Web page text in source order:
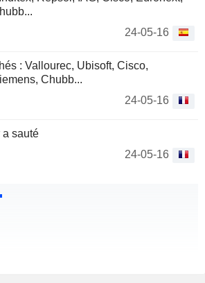
24-05-16
: Vallourec, Ubisoft, Cisco,
Chubb...
24-05-16
a sauté
24-05-16